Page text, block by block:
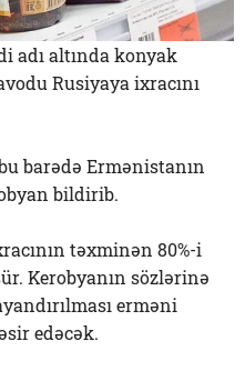
adı altında konyak
Rusiyaya ixracını
barədə Ermənistanın
bildirib.
təxminən 80%-i
Kerobyanın sözlərinə
erməni
edəcək.